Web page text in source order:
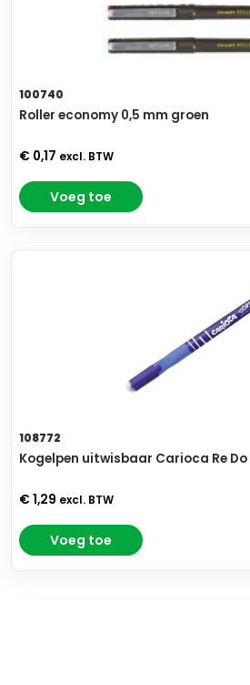
100740
Roller economy 0,5 mm groen
€ 0,17 excl. BTW
Voeg toe
108772
Kogelpen uitwisbaar Carioca Re
€ 1,29 excl. BTW
Voeg toe